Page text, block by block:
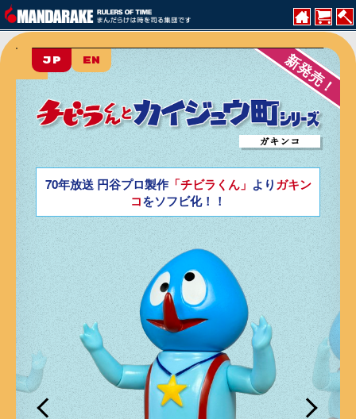
JP EN 新発売！
ガキンコ
70年放送 円谷プロ製作「チビラくん」 よりガキン
コをソフビ化！！